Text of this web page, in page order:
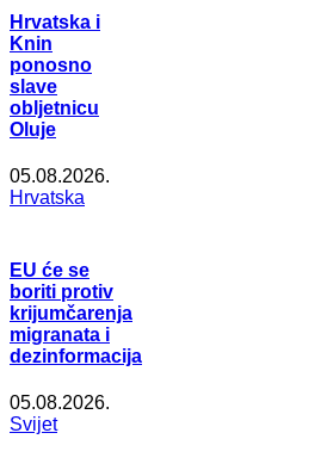
Hrvatska i
Knin
ponosno
slave
obljetnicu
Oluje
05.08.2026.
Hrvatska
EU će se
boriti protiv
krijumčarenja
migranata i
dezinformacija
05.08.2026.
Svijet